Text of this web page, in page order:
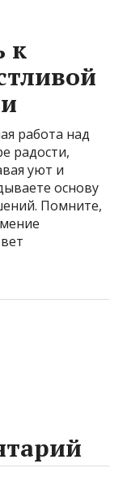
к
работа над
радости,
уют и
основу
Помните,